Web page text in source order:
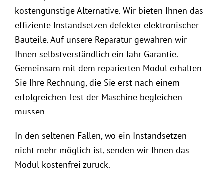
kostengünstige Alternative. Wir bieten Ihnen das
effiziente Instandsetzen defekter elektronischer
Bauteile. Auf unsere Reparatur gewähren wir
Ihnen selbstverständlich ein Jahr Garantie.
Gemeinsam mit dem reparierten Modul erhalten
Sie Ihre Rechnung, die Sie erst nach einem
erfolgreichen Test der Maschine begleichen
müssen.
In den seltenen Fällen, wo ein Instandsetzen
nicht mehr möglich ist, senden wir Ihnen das
Modul kostenfrei zurück.